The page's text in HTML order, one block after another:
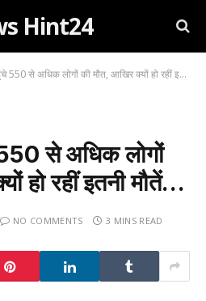
Hint24
से अधिक लोगों की मौत, आखिर क्यों हो रहीं इतनी मौतें…
से अधिक लोगों
हो रहीं इतनी मौतें…
NO COMMENTS 3 MINS READ